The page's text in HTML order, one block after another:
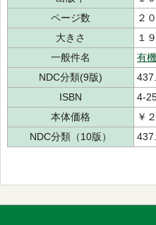
ページ数
２
大きさ
１
一般件名
有
NDC分類(9版)
ISBN
4-
本体価格
￥
NDC分類（10版）